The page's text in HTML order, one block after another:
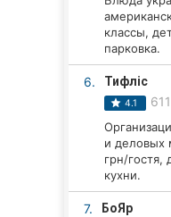
Кропивницкий
классы,
парковка.
6. Тифліс
4.1
и деловых
грн/гостя,
кухни.
7. БоЯр